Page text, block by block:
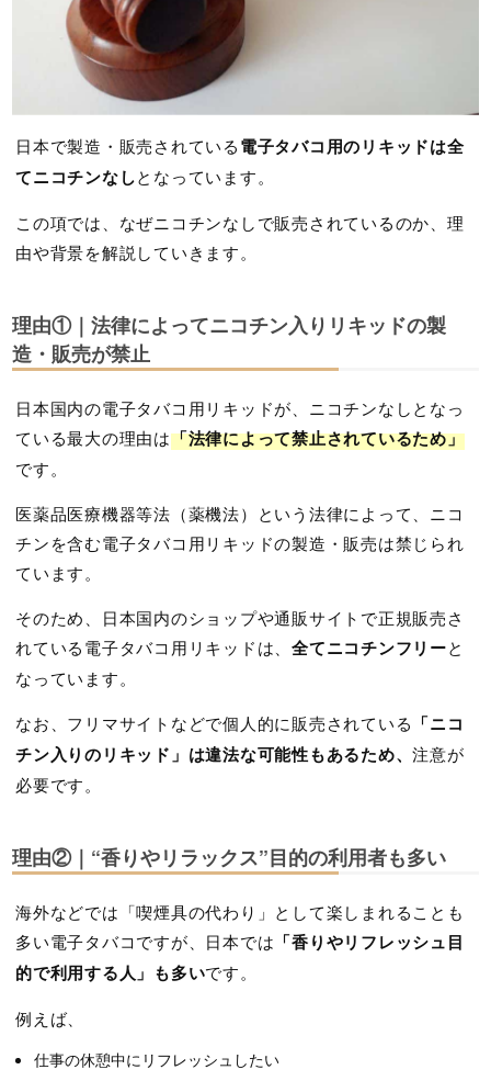
日本で製造・販売されている電子タバコ用のリキッドは全
てニコチンなしとなっています。
この項では、なぜニコチンなしで販売されているのか、理
由や背景を解説していきます。
理由①｜法律によってニコチン入りリキッドの製
造・販売が禁止
日本国内の電子タバコ用リキッドが、ニコチンなしとなっ
ている最大の理由は「法律によって禁止されているため」
です。
医薬品医療機器等法（薬機法）という法律によって、ニコ
チンを含む電子タバコ用リキッドの製造・販売は禁じられ
ています。
そのため、日本国内のショップや通販サイトで正規販売さ
れている電子タバコ用リキッドは、全てニコチンフリーと
なっています。
なお、フリマサイトなどで個人的に販売されている 「ニコ
チン入りのリキッド」は違法な可能性もあるため、注意が
必要です。
理由②｜“香りやリラックス”目的の利用者も多い
海外などでは「喫煙具の代わり」として楽しまれることも
多い電子タバコですが、日本では 「香りやリフレッシュ目
的で利用する人」も多いです。
例えば、
仕事の休憩中にリフレッシュしたい